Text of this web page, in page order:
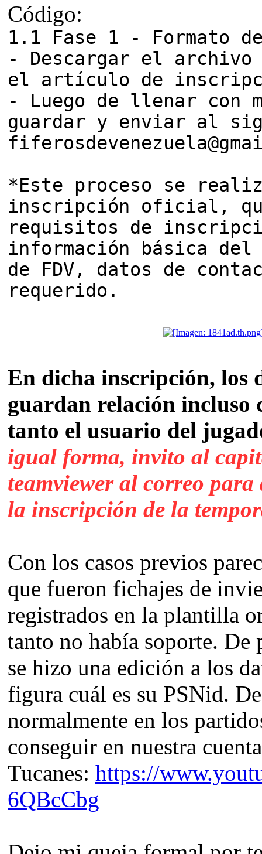
Código:
1.1 Fase 1 - Formato
- Descargar el archivo
el artículo de
- Luego de llenar con
guardar y enviar al
*Este proceso se
inscripción oficial,
requisitos de
información básica del
de FDV, datos de
requerido.
En dicha inscripción, los
guardan relación incluso
tanto el usuario del
igual forma, invito al
teamviewer al correo
la inscripción de la
Con los casos previos
que fueron fichajes de
registrados en la plantilla
tanto no había soporte. De
se hizo una edición a los
figura cuál es su PSNid.
normalmente en los
conseguir en nuestra
Tucanes: https://
6QBcCbg